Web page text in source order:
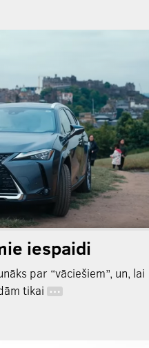
iespaidi
par “vāciešiem”, un, lai
tikai …